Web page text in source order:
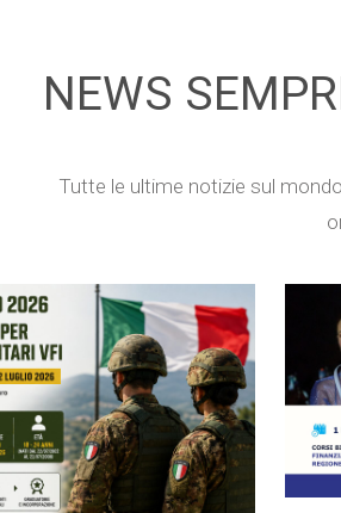
NEWS
Tutte le ultime notizie sul